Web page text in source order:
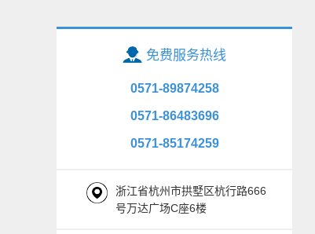
免费服务热线
0571-89874258
0571-86483696
0571-85174259
浙江省杭州市拱墅区杭行路666
号万达广场C座6楼